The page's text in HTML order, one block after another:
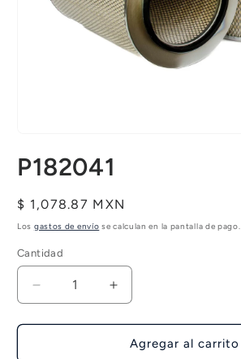
multimedia
1
una
ventana
modal
P182041
Precio
habitual
$ 1,078.87 MXN
Los gastos de envío se calculan en la pantalla de pago.
Cantidad
Reducir
cantidad
para
Aumentar
cantidad
para
P182041
Agregar al carrito